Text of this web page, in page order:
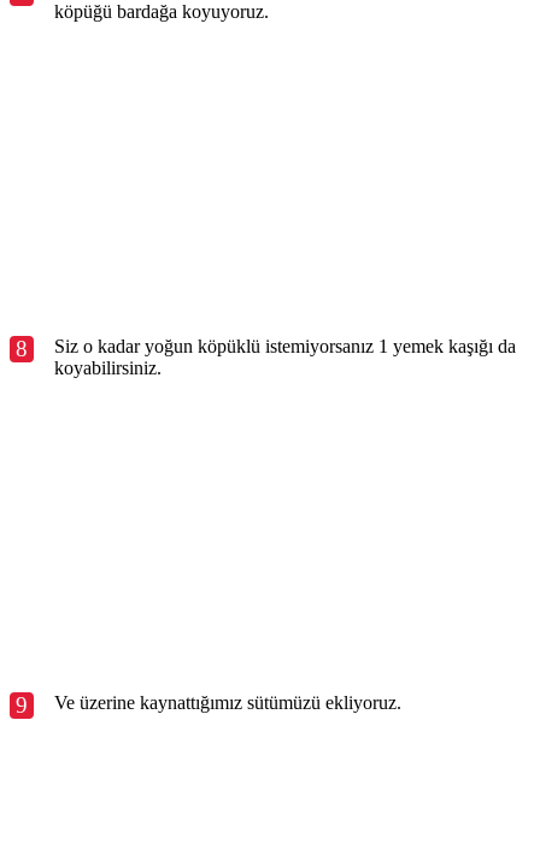
köpüğü bardağa koyuyoruz.
8
Siz o kadar yoğun köpüklü istemiyorsanız 1 yemek kaşığı da
koyabilirsiniz.
9 Ve üzerine kaynattığımız sütümüzü ekliyoruz.